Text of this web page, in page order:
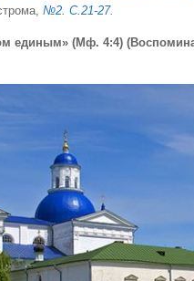
№2. С.21-27.
единым» (Мф. 4:4)